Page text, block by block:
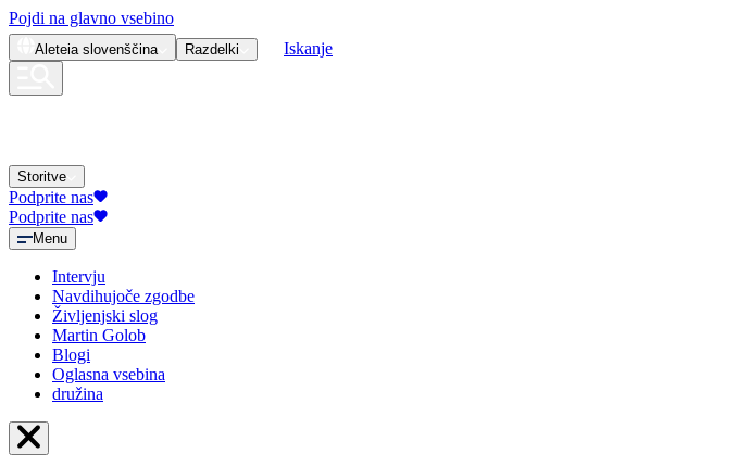
Pojdi na glavno vsebino
Aleteia slovenščina Razdelki Iskanje
Storitve
Podprite nas
Podprite nas
Menu
Intervju
Navdihujoče zgodbe
Življenjski slog
Martin Golob
Blogi
Oglasna vsebina
družina